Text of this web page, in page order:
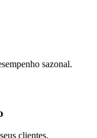
sazonal.
clientes.